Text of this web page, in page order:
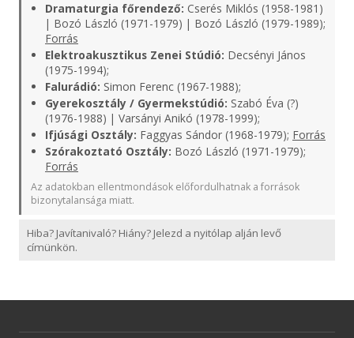
Dramaturgia főrendező: Cserés Miklós (1958-1981)
| Bozó László (1971-1979) | Bozó László (1979-1989);
Forrás
Elektroakusztikus Zenei Stúdió: Decsényi János
(1975-1994);
Falurádió: Simon Ferenc (1967-1988);
Gyerekosztály / Gyermekstúdió: Szabó Éva (?)
(1976-1988) | Varsányi Anikó (1978-1999);
Ifjúsági Osztály: Faggyas Sándor (1968-1979); Forrás
Szórakoztató Osztály: Bozó László (1971-1979);
Forrás
Az adatokban ellentmondások előfordulhatnak a források
bizonytalansága miatt.
Hiba? Javítanivaló? Hiány? Jelezd a nyitólap alján levő
címünkön.